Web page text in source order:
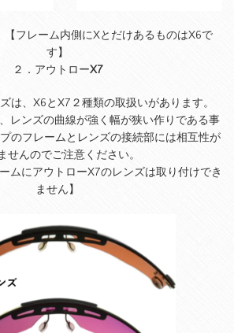
フレーム内側にXとだけあるものはX6で
す】
２．アウトローX7
は、X6とX7２種類の取扱いがあります。
レンズの曲線が強く幅が狭い作りである事
のフレームとレンズの接続部には相互性が
せんのでご注意ください。
ムにアウトローX7のレンズは取り付けでき
ません】